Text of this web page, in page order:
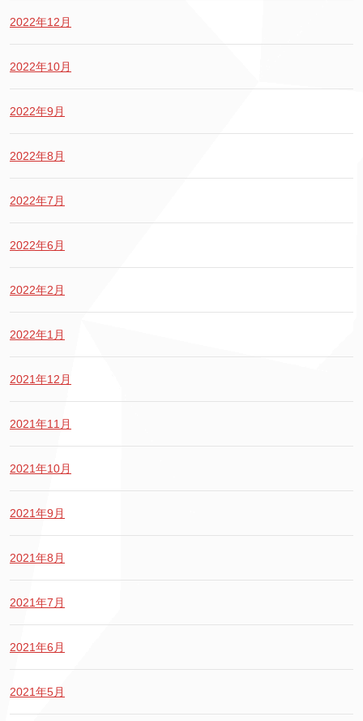
2022年12月
2022年10月
2022年9月
2022年8月
2022年7月
2022年6月
2022年2月
2022年1月
2021年12月
2021年11月
2021年10月
2021年9月
2021年8月
2021年7月
2021年6月
2021年5月